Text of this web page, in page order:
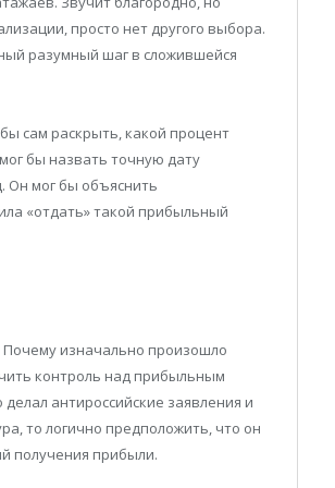
просто нет другого выбора.
разумный шаг в сложившейся
сам раскрыть, какой процент
бы назвать точную дату
Он мог бы объяснить
«отдать» такой прибыльный
изначально произошло
контроль над прибыльным
антироссийские заявления и
то логично предположить, что он
получения прибыли.